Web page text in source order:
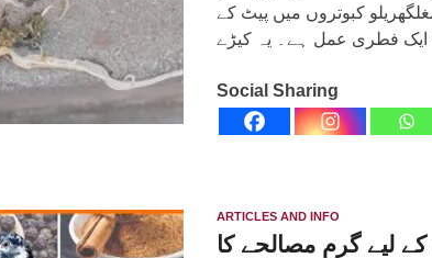
کبوتروں میں پیٹ کے
Social Sharing
ARTICLES AND INFO
لیے گرم مصالحے کا